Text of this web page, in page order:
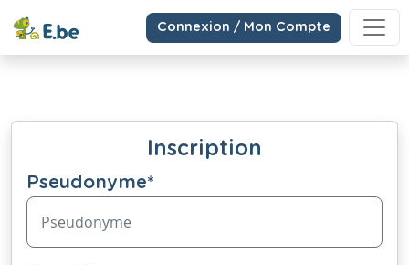
Connexion / Mon Compte
Inscription
Pseudonyme*